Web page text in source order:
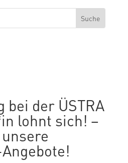
bei der ÜSTRA
lohnt sich! –